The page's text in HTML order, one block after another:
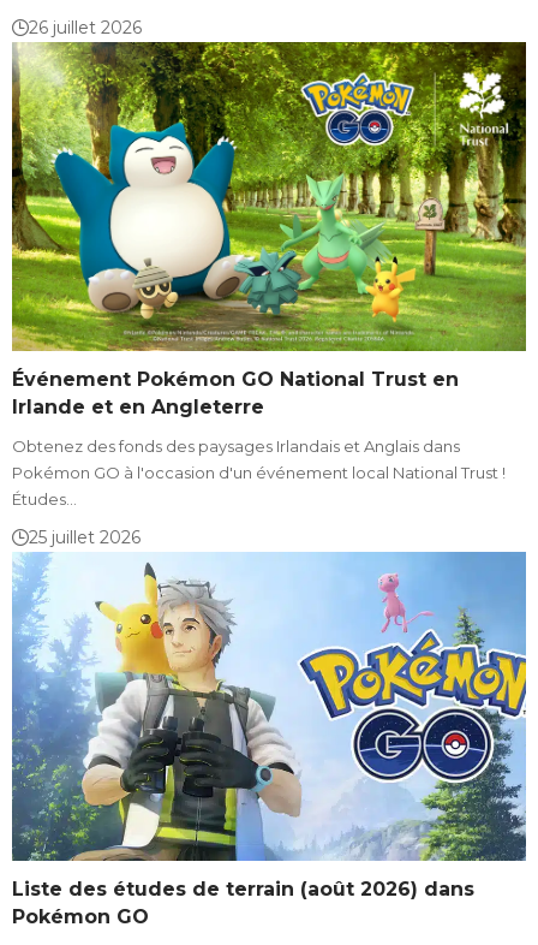
26 juillet 2026
Événement Pokémon GO National Trust en
Irlande et en Angleterre
Obtenez des fonds des paysages Irlandais et Anglais dans
Pokémon GO à l'occasion d'un événement local National Trust !
Études…
25 juillet 2026
Liste des études de terrain (août 2026) dans
Pokémon GO